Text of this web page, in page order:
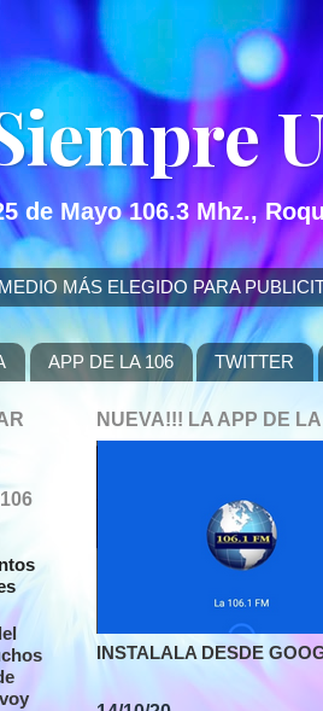
de Mayo 106.3 Mhz.,
MÁS ELEGIDO PARA
APP DE LA 106 TWITTER
NUEVA!!! LA APP DE
INSTALALA DESDE